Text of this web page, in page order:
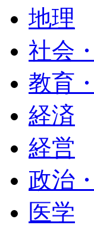
地理
社会
教育
経済
経営
政治
医学